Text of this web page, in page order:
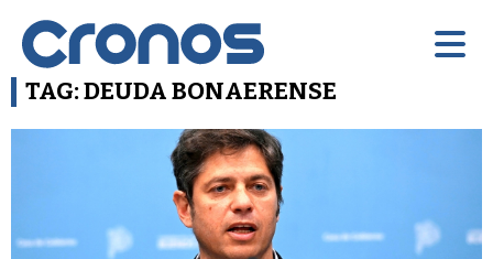
TAG: DEUDA BONAERENSE